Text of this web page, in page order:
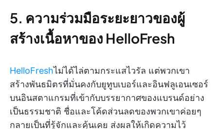
5. ความร่วมมือระยะยาวของผู้
สร้างเนื้อหาของ HelloFresh
HelloFreshไม่ได้ไล่ตามกระแสไวรัล แต่พวกเขา
สร้างพันธมิตรที่มั่นคงกับยูทูบเบอร์และอินฟลูเอนเซอร์
บนอินสตาแกรมที่เข้ากับบรรยากาศของแบรนด์อย่าง
เป็นธรรมชาติ ชื่อและโค้ดส่วนลดของพวกเขาค่อยๆ
กลายเป็นที่รู้จักและคุ้นเคย ส่งผลให้เกิดความไว้